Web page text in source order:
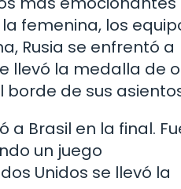
femenina, los
Rusia se enfrentó a
llevó la medalla de
de sus
Brasil en la final.
un juego
Unidos se llevó la